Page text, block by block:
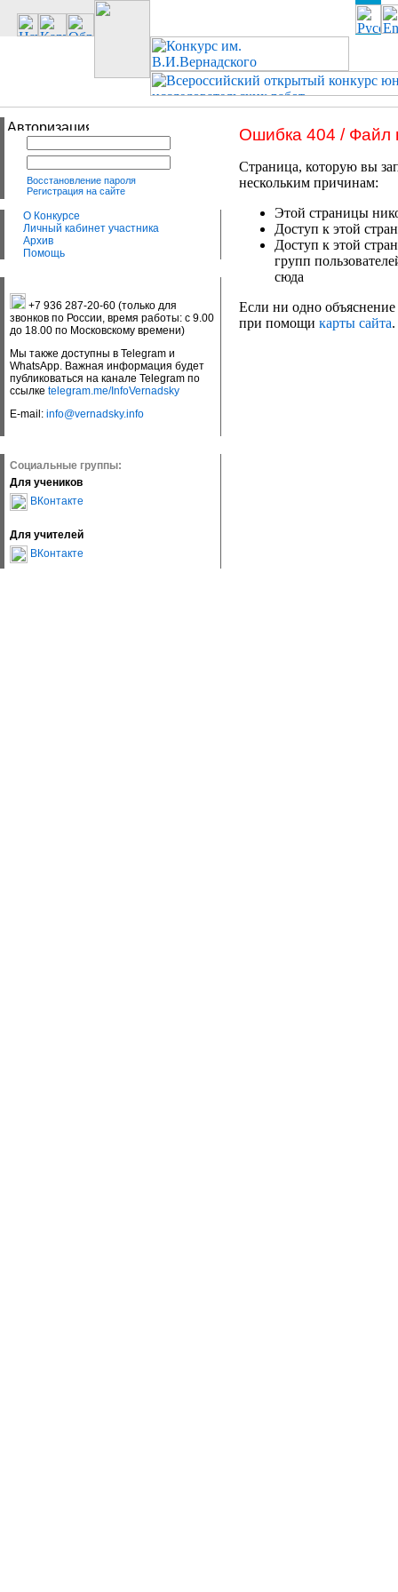
Восстановление пароля
Регистрация на сайте
О Конкурсе
Личный кабинет участника
Архив
Помощь
+7 936 287-20-60 (только для
звонков по России, время работы: с 9.00
до 18.00 по Московскому времени)
Мы также доступны в Telegram и
WhatsApp. Важная информация будет
публиковаться на канале Telegram по
ссылке telegram.me/InfoVernadsky
E-mail: info@vernadsky.info
Социальные группы:
Для учеников
ВКонтакте
Для учителей
ВКонтакте
Ошибка 404 / Файл
Страница, которую вы
нескольким причинам:
Этой страницы
Доступ к этой
Доступ к этой
групп
сюда
Если ни одно объяснение
при помощи карты сайта.